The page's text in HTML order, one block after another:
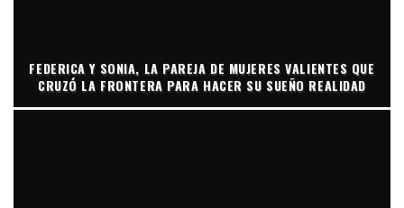
FEDERICA Y SONIA, LA PAREJA DE MUJERES VALIENTES QUE
CRUZÓ LA FRONTERA PARA HACER SU SUEÑO REALIDAD